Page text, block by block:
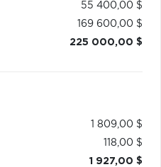
55 400,00 $
169 600,00 $
225 000,00 $
1 809,00 $
118,00 $
1 927,00 $